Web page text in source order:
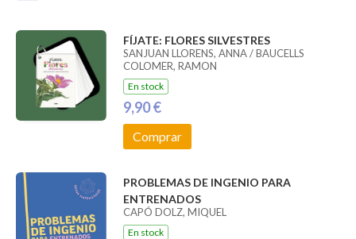
FÍJATE: FLORES SILVESTRES
SANJUAN LLORENS, ANNA / BAUCELLS
COLOMER, RAMON
En stock
9,90 €
Comprar
PROBLEMAS DE INGENIO PARA
ENTRENADOS
CAPÓ DOLZ, MIQUEL
En stock